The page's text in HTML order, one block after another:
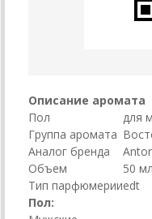
Описание аромата
Пол
для
Группа аромата
Аналог бренда
Объем
50 мл
Тип парфюмерииedt
Пол: